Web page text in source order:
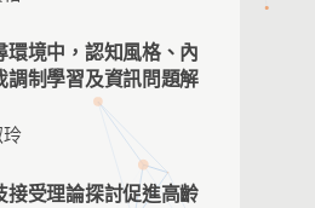
環境中，認知風格、內
調制學習及資訊問題解
玲
接受理論探討促進高齡